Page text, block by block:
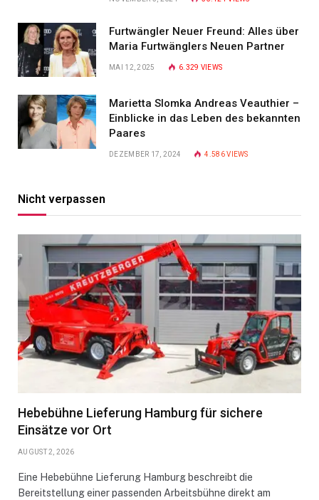
Furtwängler Neuer Freund: Alles über
Maria Furtwänglers Neuen Partner
MAI 12, 2025 6.329 VIEWS
Marietta Slomka Andreas Veauthier –
Einblicke in das Leben des bekannten
Paares
DEZEMBER 17, 2024 4.586VIEWS
Nicht verpassen
Hebebühne Lieferung Hamburg für sichere
Einsätze vor Ort
AUGUST 2, 2026
Eine Hebebühne Lieferung Hamburg beschreibt die
Bereitstellung einer passenden Arbeitsbühne direkt am